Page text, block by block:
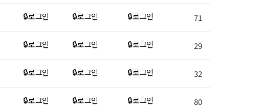
🔒 로그인 🔒 로그인 🔒 로그인 71
🔒 로그인 🔒 로그인 🔒 로그인 29
🔒 로그인 🔒 로그인 🔒 로그인 32
🔒 로그인 🔒 로그인 🔒 로그인 80